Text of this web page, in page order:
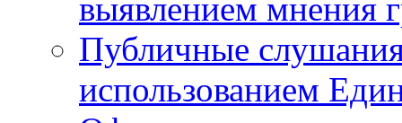
выявлением мнения
Публичные
использованием